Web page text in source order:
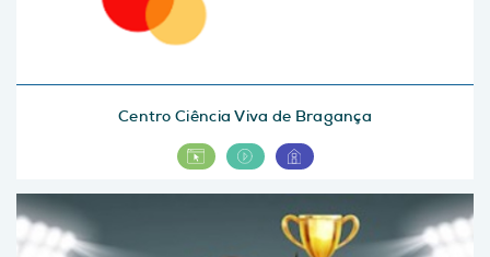
Centro Ciência Viva de Bragança